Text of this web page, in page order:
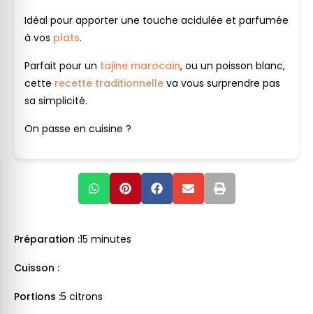
Idéal pour apporter une touche acidulée et parfumée
à vos plats.
Parfait pour un tajine marocain, ou un poisson blanc,
cette recette traditionnelle va vous surprendre pas
sa simplicité.
On passe en cuisine ?
Préparation :15 minutes
Cuisson :
Portions :5 citrons